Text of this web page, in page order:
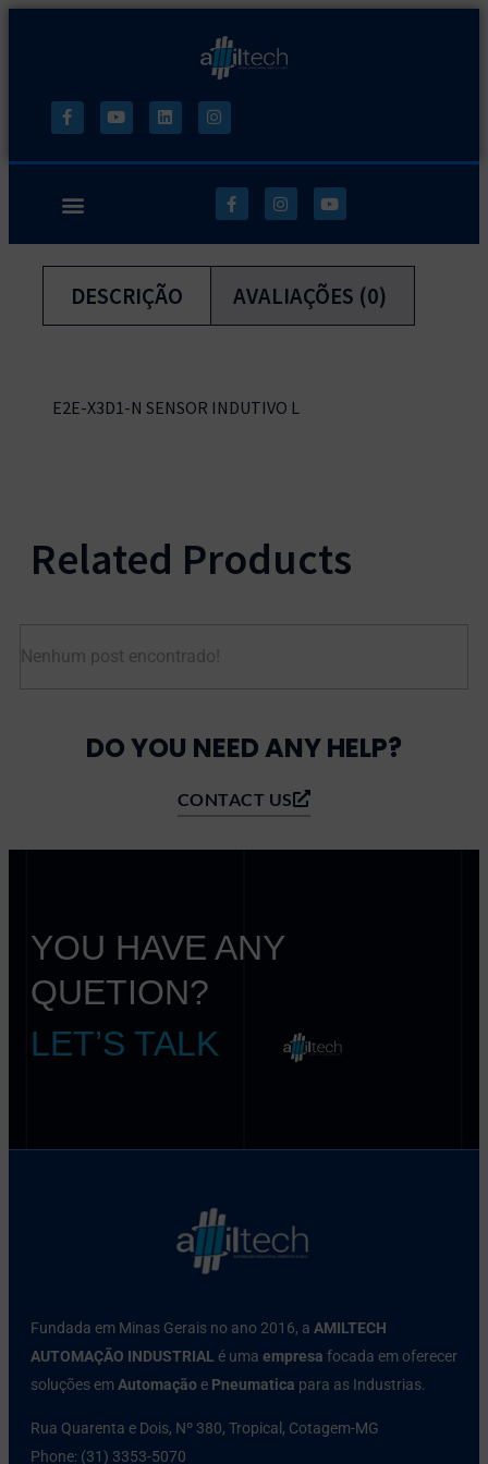
DESCRIÇÃO AVALIAÇÕES (0)
E2E-X3D1-N SENSOR INDUTIVO L
Related Products
Nenhum post encontrado!
DO YOU NEED ANY HELP?
CONTACT US
YOU HAVE ANY
QUETION?
LET’S TALK
Fundada em Minas Gerais no ano 2016, a AMILTECH
AUTOMAÇÃO INDUSTRIAL é uma empresa focada em oferecer
soluções em Automação e Pneumatica para as Industrias.
Rua Quarenta e Dois, Nº 380, Tropical, Cotagem-MG
Phone: (31) 3353-5070